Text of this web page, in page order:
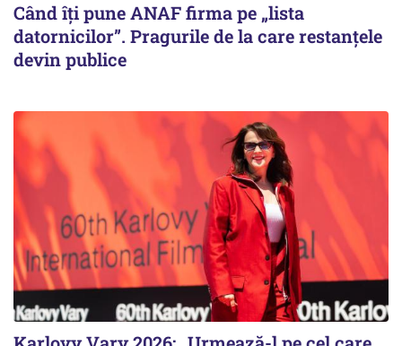
Când îți pune ANAF firma pe „lista
datornicilor”. Pragurile de la care restanțele
devin publice